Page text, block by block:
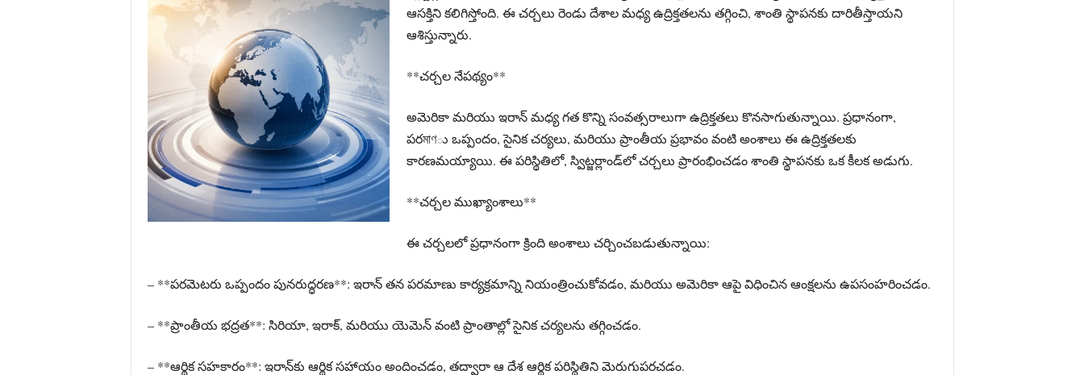
ఆసక్తిని కలిగిస్తోంది. ఈ చర్చలు రెండు దేశాల మధ్య ఉద్రిక్తతలను తగ్గించి, శాంతి స్థాపనకు దారితీస్తాయని
ఆశిస్తున్నారు.
**చర్చల నేపథ్యం**
అమెరికా మరియు ఇరాన్ మధ్య గత కొన్ని సంవత్సరాలుగా ఉద్రిక్తతలు కొనసాగుతున్నాయి. ప్రధానంగా,
పరমাণు ఒప్పందం, సైనిక చర్యలు, మరియు ప్రాంతీయ ప్రభావం వంటి అంశాలు ఈ ఉద్రిక్తతలకు
కారణమయ్యాయి. ఈ పరిస్థితిలో, స్విట్జర్లాండ్‌లో చర్చలు ప్రారంభించడం శాంతి స్థాపనకు ఒక కీలక అడుగు.
**చర్చల ముఖ్యాంశాలు**
ఈ చర్చలలో ప్రధానంగా క్రింది అంశాలు చర్చించబడుతున్నాయి:
– **పరమెటరు ఒప్పందం పునరుద్ధరణ**: ఇరాన్ తన పరమాణు కార్యక్రమాన్ని నియంత్రించుకోవడం, మరియు అమెరికా ఆపై విధించిన ఆంక్షలను ఉపసంహరించడం.
– **ప్రాంతీయ భద్రత**: సిరియా, ఇరాక్, మరియు యెమెన్ వంటి ప్రాంతాల్లో సైనిక చర్యలను తగ్గించడం.
– **ఆర్థిక సహకారం**: ఇరాన్‌కు ఆర్థిక సహాయం అందించడం, తద్వారా ఆ దేశ ఆర్థిక పరిస్థితిని మెరుగుపరచడం.